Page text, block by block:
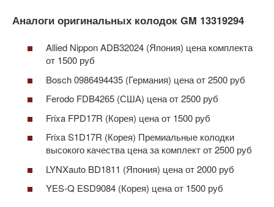
Аналоги оригинальных колодок GM 13319294
Allied Nippon ADB32024 (Япония) цена комплекта
от 1500 руб
Bosch 0986494435 (Германия) цена от 2500 руб
Ferodo FDB4265 (США) цена от 2500 руб
Frixa FPD17R (Корея) цена от 1500 руб
Frixa S1D17R (Корея) Премиальные колодки
высокого качества цена за комплект от 2500 руб
LYNXauto BD1811 (Япония) цена от 2000 руб
YES-Q ESD9084 (Корея) цена от 1500 руб